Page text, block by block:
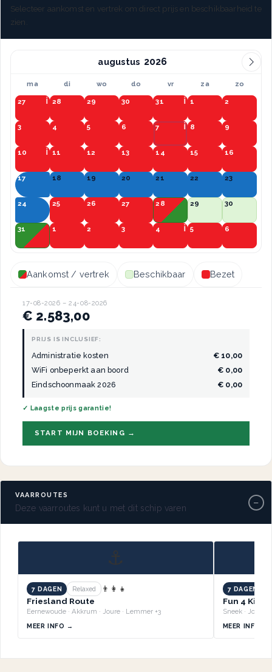
Selecteer aankomst en vertrek om direct prijs en beschikbaarheid te
zien.
augustus
ma di wo do vr za zo
27 28 29 30 31 1 2
3 4 5 6 7 8 9
10 11 12 13 14 15 16
17 18 19 20 21 22 23
24 25 26 27 28 29 30
31 1 2 3 4 5 6
Aankomst / vertrek Beschikbaar Bezet
17-08-2026 – 24-08-2026
€ 2.583,00
PRIJS IS INCLUSIEF:
Administratie kosten
€ 10,00
WiFi onbeperkt aan boord
€ 0,00
Eindschoonmaak 2026
€ 0,00
✓ Laagste prijs garantie!
START MIJN BOEKING →
VAARROUTES
Deze vaarroutes kunt u met dit schip varen −
⚓
7 DAGEN Relaxed
👨‍👩‍👧
Friesland Route
Eernewoude · Akkrum · Joure · Lemmer +3
MEER INFO →
7 DAGEN
Fun 4 Kids
MEER INFO →